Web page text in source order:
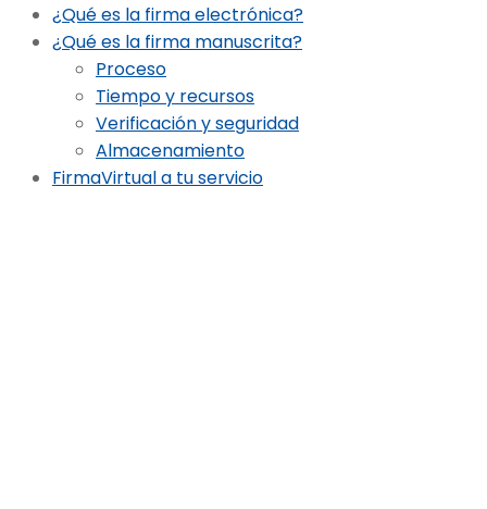
¿Qué es la firma electrónica?
¿Qué es la firma manuscrita?
Proceso
Tiempo y recursos
Verificación y seguridad
Almacenamiento
FirmaVirtual a tu servicio